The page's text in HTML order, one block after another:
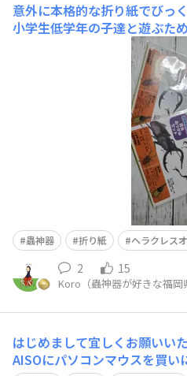
意外に本格的な折り紙でびっ
小学生低学年の子達と遊ぶた
紙！ 舐めてました！ 最終的
人がかりで熱中してました！
ミュニケーションに最適です
蟲神器 折り紙 ヘラクレス
2 15
Koro（蟲神器が好きな福岡
はじめまして宜しくお願いいたします！
AISOにパソコンマウスを買いに行っ